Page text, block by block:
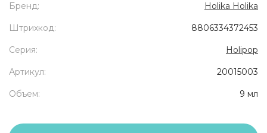
Бренд: Holika Holika
Штрихкод: 8806334372453
Серия: Holipop
Артикул: 20015003
Объем: 9 мл